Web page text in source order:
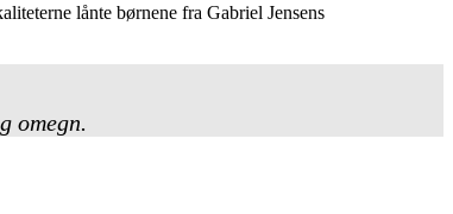
lånte børnene fra Gabriel Jensens
omegn.